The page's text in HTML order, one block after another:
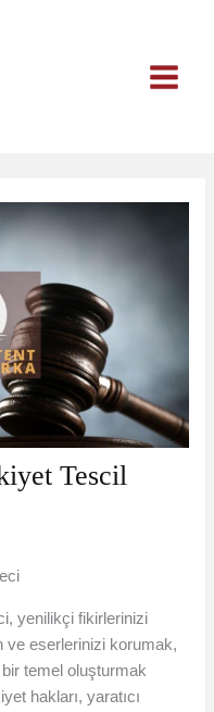
Tescil
yenilikçi fikirlerinizi
ve eserlerinizi korumak,
temel oluşturmak
hakları, yaratıcı